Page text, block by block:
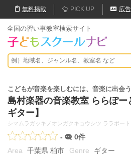
無料掲載 PICK UP 広
全国の習い事教室検索サイト
こどもが音楽を楽しむには、音楽に出会
島村楽器の音楽教室 ららぽー
ギター】
シマムラガッキノオンガクキョウシツ ララポー
-
0件
千葉県 柏市
ギター